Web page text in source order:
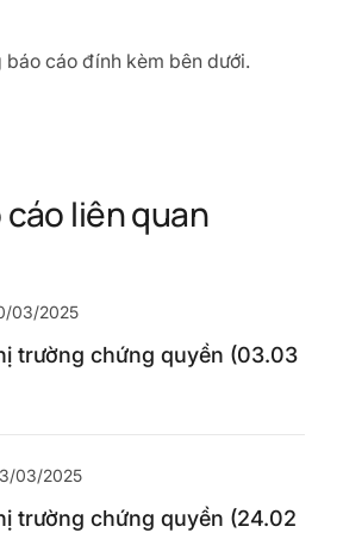
cáo đính kèm bên dưới.
cáo liên quan
03/2025
trường chứng quyền (03.03
03/2025
trường chứng quyền (24.02